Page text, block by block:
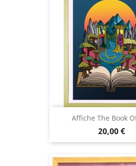
Affiche The Book
Prix
20,00 €